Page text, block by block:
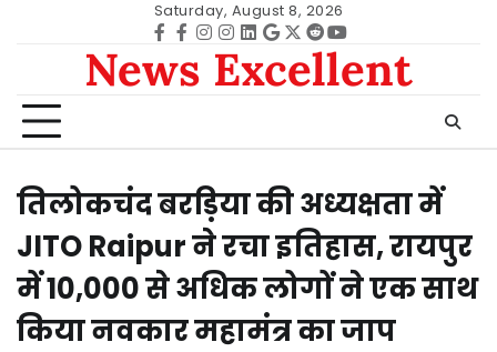
Saturday, August 8, 2026
Facebook
facebook
Instagram
instagram
Linkedin
google
Twitter
redditYoutube
News Excellent
तिलोकचंद बरड़िया की अध्यक्षता में
JITO Raipur ने रचा इतिहास, रायपुर
में 10,000 से अधिक लोगों ने एक साथ
किया नवकार महामंत्र का जाप